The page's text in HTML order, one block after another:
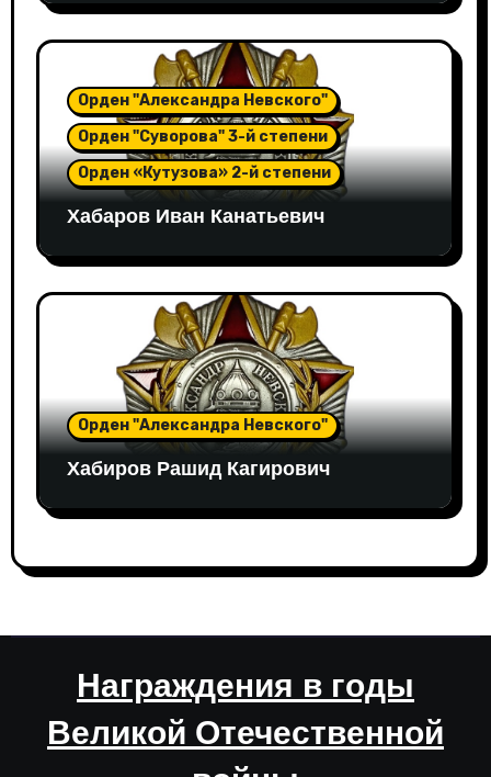
Орден "Александра Невского"
Орден "Суворова" 3-й степени
Орден «Кутузова» 2-й степени
Хабаров Иван Канатьевич
Орден "Александра Невского"
Хабиров Рашид Кагирович
Награждения в годы
Великой Отечественной